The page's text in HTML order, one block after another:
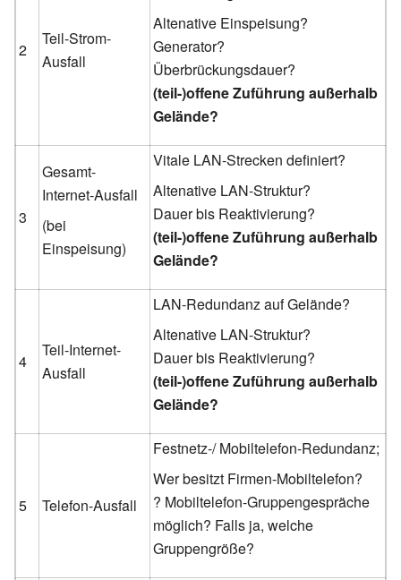
2
Teil-Strom-
Ausfall
Altenative Einspeisung?
Generator?
Überbrückungsdauer?
(teil-)offene Zuführung außerhalb
Gelände?
3
Gesamt-
Internet-Ausfall
(bei
Einspeisung)
Vitale LAN-Strecken definiert?
Altenative LAN-Struktur?
Dauer bis Reaktivierung?
(teil-)offene Zuführung außerhalb
Gelände?
4
Teil-Internet-
Ausfall
LAN-Redundanz auf Gelände?
Altenative LAN-Struktur?
Dauer bis Reaktivierung?
(teil-)offene Zuführung außerhalb
Gelände?
5 Telefon-Ausfall
Festnetz-/ Mobiltelefon-Redundanz;
Wer besitzt Firmen-Mobiltelefon?
? Mobiltelefon-Gruppengespräche
möglich? Falls ja, welche
Gruppengröße?